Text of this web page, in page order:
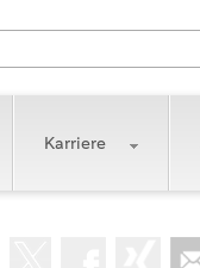
Karriere